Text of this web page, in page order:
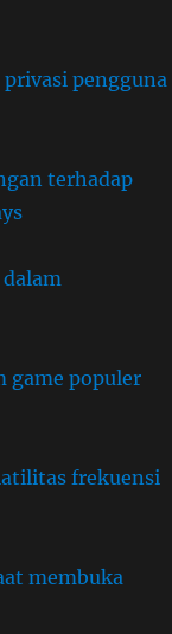
pengguna
terhadap
game populer
frekuensi
membuka